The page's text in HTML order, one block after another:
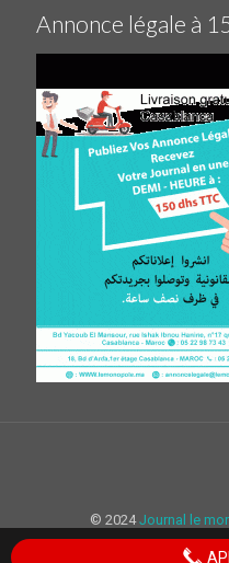
Annonce légale à
© 2024Journal le